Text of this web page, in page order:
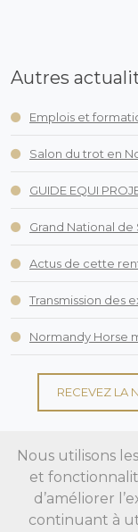
Autres
Emplois et
Salon du trot en
GUIDE EQUI
Grand National de
Actus de cette
Transmission des
Normandy Horse
RECEVEZ LA
© Copyright 2026
Politique de protection
Nous utilisons
et
d’améliorer
continuant à